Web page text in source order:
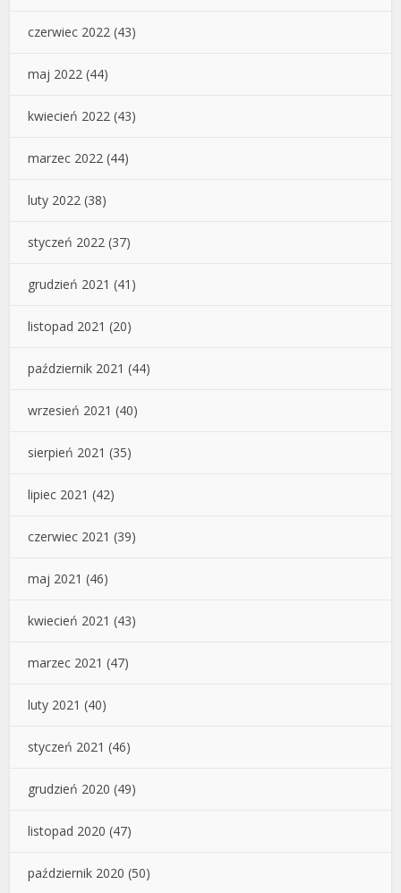
czerwiec 2022 (43)
maj 2022 (44)
kwiecień 2022 (43)
marzec 2022 (44)
luty 2022 (38)
styczeń 2022 (37)
grudzień 2021 (41)
listopad 2021 (20)
październik 2021 (44)
wrzesień 2021 (40)
sierpień 2021 (35)
lipiec 2021 (42)
czerwiec 2021 (39)
maj 2021 (46)
kwiecień 2021 (43)
marzec 2021 (47)
luty 2021 (40)
styczeń 2021 (46)
grudzień 2020 (49)
listopad 2020 (47)
październik 2020 (50)